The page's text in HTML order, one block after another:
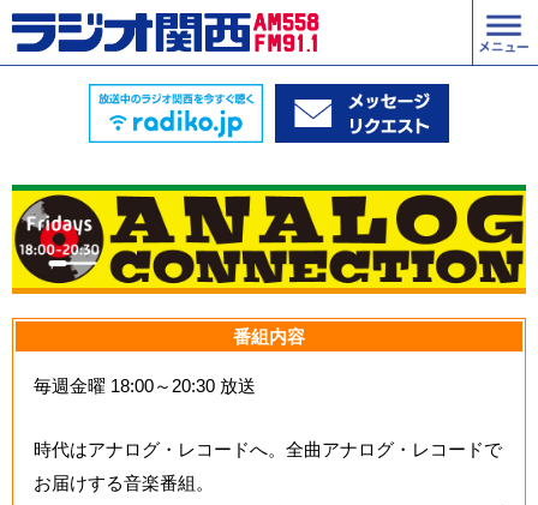
番組内容
毎週金曜 18:00～20:30 放送
時代はアナログ・レコードへ。全曲アナログ・レコードで
お届けする音楽番組。